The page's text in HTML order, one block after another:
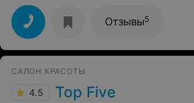
положительный эффект, ощутимо
появилось желание держать свое
тонусе, держать спину прямой, а
Остался последний сеанс, а
Муж говорит, что ощутимо стало
лопаток. А я в восторге от того
одновременно расслабленности и
огромное спасибо)
Отзывы5
САЛОН КРАСОТЫ
4.5 Top Five